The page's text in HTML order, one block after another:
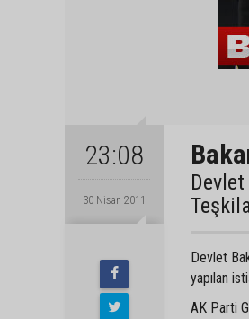
23:08
30 Nisan 2011
Devlet
yapılan
AK Parti